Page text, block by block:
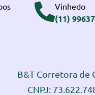
Vinhedo
(11)
B&T Corretora de
CNPJ: